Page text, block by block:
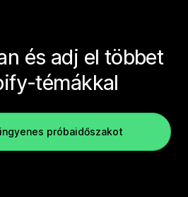
és adj el többet
témákkal
próbaidőszakot